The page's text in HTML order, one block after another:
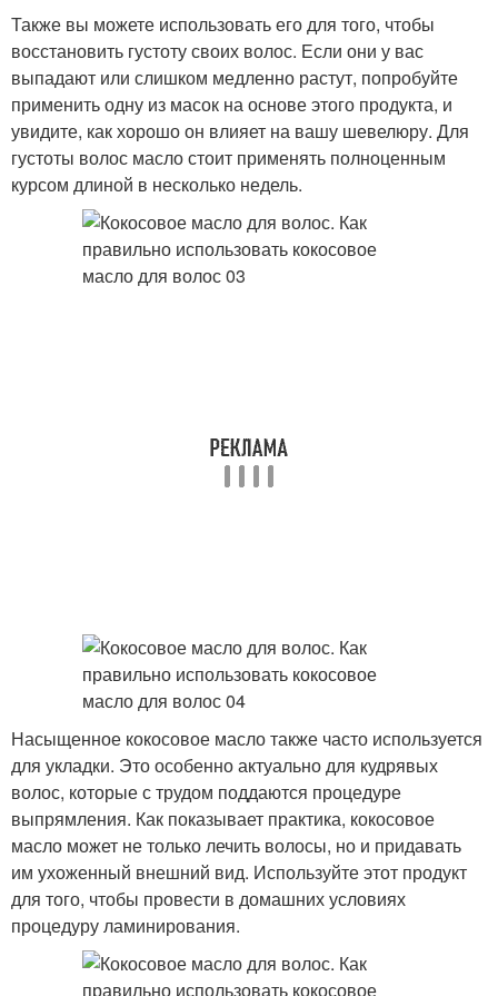
Также вы можете использовать его для того, чтобы
восстановить густоту своих волос. Если они у вас
выпадают или слишком медленно растут, попробуйте
применить одну из масок на основе этого продукта, и
увидите, как хорошо он влияет на вашу шевелюру. Для
густоты волос масло стоит применять полноценным
курсом длиной в несколько недель.
Насыщенное кокосовое масло также часто используется
для укладки. Это особенно актуально для кудрявых
волос, которые с трудом поддаются процедуре
выпрямления. Как показывает практика, кокосовое
масло может не только лечить волосы, но и придавать
им ухоженный внешний вид. Используйте этот продукт
для того, чтобы провести в домашних условиях
процедуру ламинирования.